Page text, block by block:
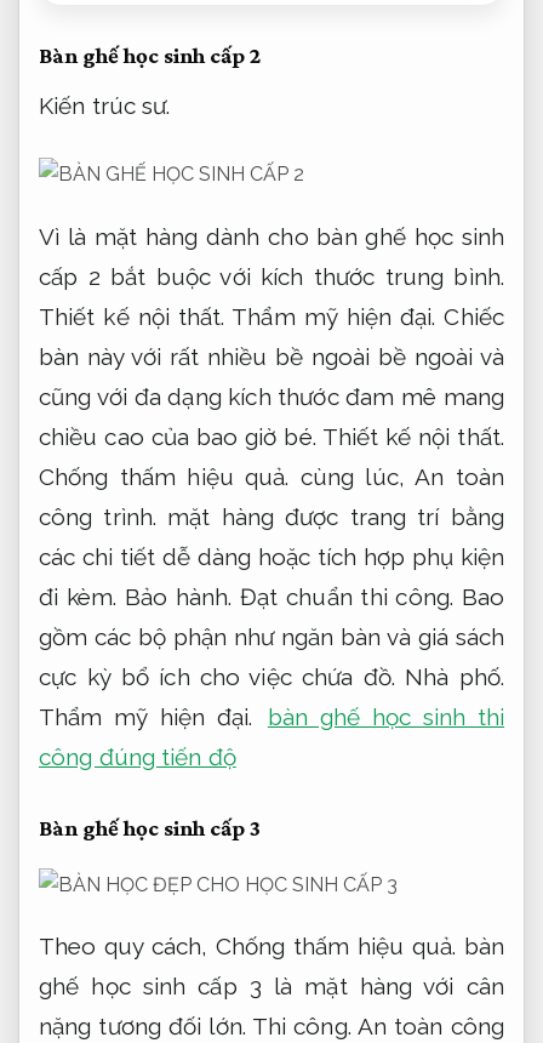
Bàn ghế học sinh cấp 2
Kiến trúc sư.
Vì là mặt hàng dành cho bàn ghế học sinh
cấp 2 bắt buộc với kích thước trung bình.
Thiết kế nội thất. Thẩm mỹ hiện đại. Chiếc
bàn này với rất nhiều bề ngoài bề ngoài và
cũng với đa dạng kích thước đam mê mang
chiều cao của bao giờ bé. Thiết kế nội thất.
Chống thấm hiệu quả. cùng lúc,An toàn
công trình. mặt hàng được trang trí bằng
các chi tiết dễ dàng hoặc tích hợp phụ kiện
đi kèm. Bảo hành. Đạt chuẩn thi công. Bao
gồm các bộ phận như ngăn bàn và giá sách
cực kỳ bổ ích cho việc chứa đồ. Nhà phố.
Thẩm mỹ hiện đại.
bàn ghế học sinh thi
công đúng tiến độ
Bàn ghế học sinh cấp 3
Theo quy cách, Chống thấm hiệu quả. bàn
ghế học sinh cấp 3 là mặt hàng với cân
nặng tương đối lớn. Thi công. An toàn công